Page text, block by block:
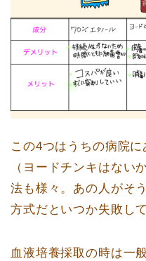
この4つはうちの病院に
（ヨードチンキはない
法も様々。あの人がそ
方式だといつか失敗し
血液培養採取の時は一